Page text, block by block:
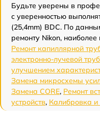
Будьте уверены в
с уверенностью
(25,4mm) BDC. По
ремонту Nikon,
Ремонт капиллярной
электронно-лучевой
улучшением
Замена микросхемы
Замена CORE, Ремонт
устройств, Калибровка и